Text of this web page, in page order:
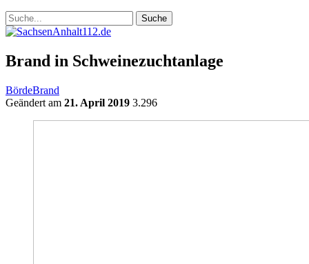
Brand in Schweinezuchtanlage
BördeBrand
Geändert am 21. April 2019 3.296